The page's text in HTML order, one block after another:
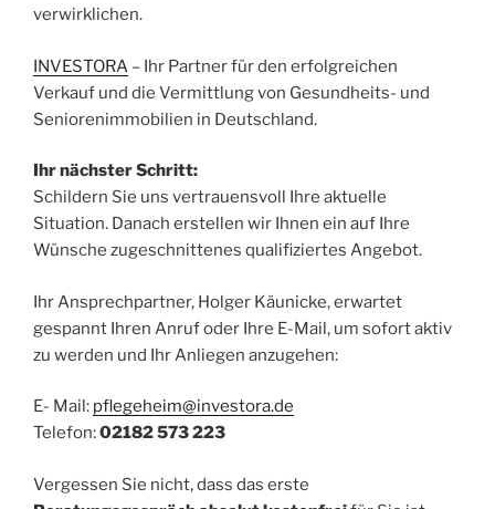
verwirklichen.
INVESTORA – Ihr Partner für den erfolgreichen
Verkauf und die Vermittlung von Gesundheits- und
Seniorenimmobilien in Deutschland.
Ihr nächster Schritt:
Schildern Sie uns vertrauensvoll Ihre aktuelle
Situation. Danach erstellen wir Ihnen ein auf Ihre
Wünsche zugeschnittenes qualifiziertes Angebot.
Ihr Ansprechpartner, Holger Käunicke, erwartet
gespannt Ihren Anruf oder Ihre E-Mail, um sofort aktiv
zu werden und Ihr Anliegen anzugehen:
E- Mail: pflegeheim@investora.de
Telefon:02182 573 223
Vergessen Sie nicht, dass das erste